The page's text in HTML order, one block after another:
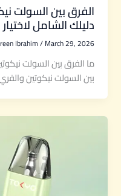
دليلك الشامل
Ibrahim/March 29, 2026
ما الفرق بين السولت
بين السولت نيكوتين